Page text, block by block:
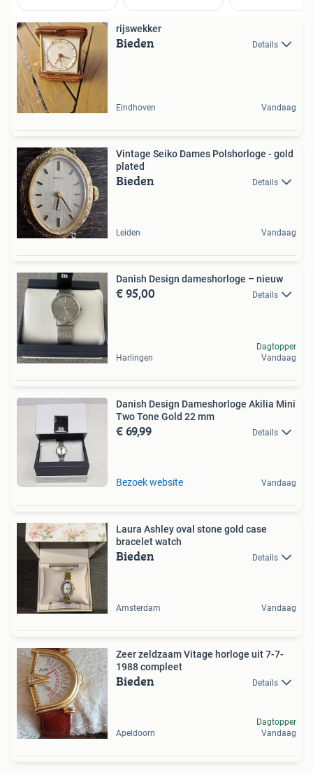
rijswekker
Bieden Details
Eindhoven Vandaag
Vintage Seiko Dames Polshorloge - gold
plated
Bieden Details
Leiden Vandaag
Danish Design dameshorloge – nieuw
€ 95,00 Details
Harlingen
Dagtopper
Vandaag
Danish Design Dameshorloge Akilia Mini
Two Tone Gold 22 mm
€ 69,99 Details
Bezoek website Vandaag
Laura Ashley oval stone gold case
bracelet watch
Bieden Details
Amsterdam Vandaag
Zeer zeldzaam Vitage horloge uit 7-7-
1988 compleet
Bieden Details
Apeldoorn
Dagtopper
Vandaag